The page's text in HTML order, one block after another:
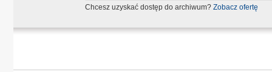
Chcesz uzyskać dostęp do archiwum? Zobacz ofertę